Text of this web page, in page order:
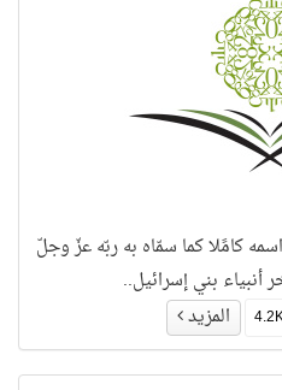
كامًلا كما سمّاه به ربّه عزّ وجلّ
أنبياء بني إسرائيل..
المزيد